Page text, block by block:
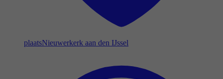
plaatsNieuwerkerk aan den IJssel